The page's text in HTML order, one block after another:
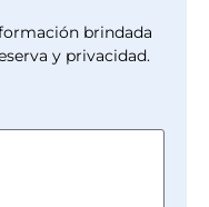
brindada
y privacidad.